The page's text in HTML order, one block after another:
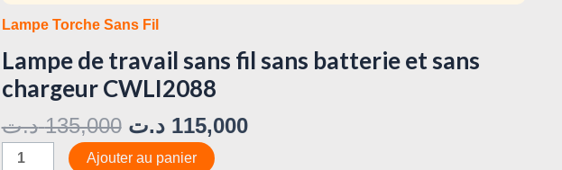
Lampe Torche Sans Fil
Lampe de travail sans fil sans batterie et sans
chargeur CWLI2088
135,000 د.ت 115,000 د.ت
chargeur
CWLI2088
Ajouter au panier